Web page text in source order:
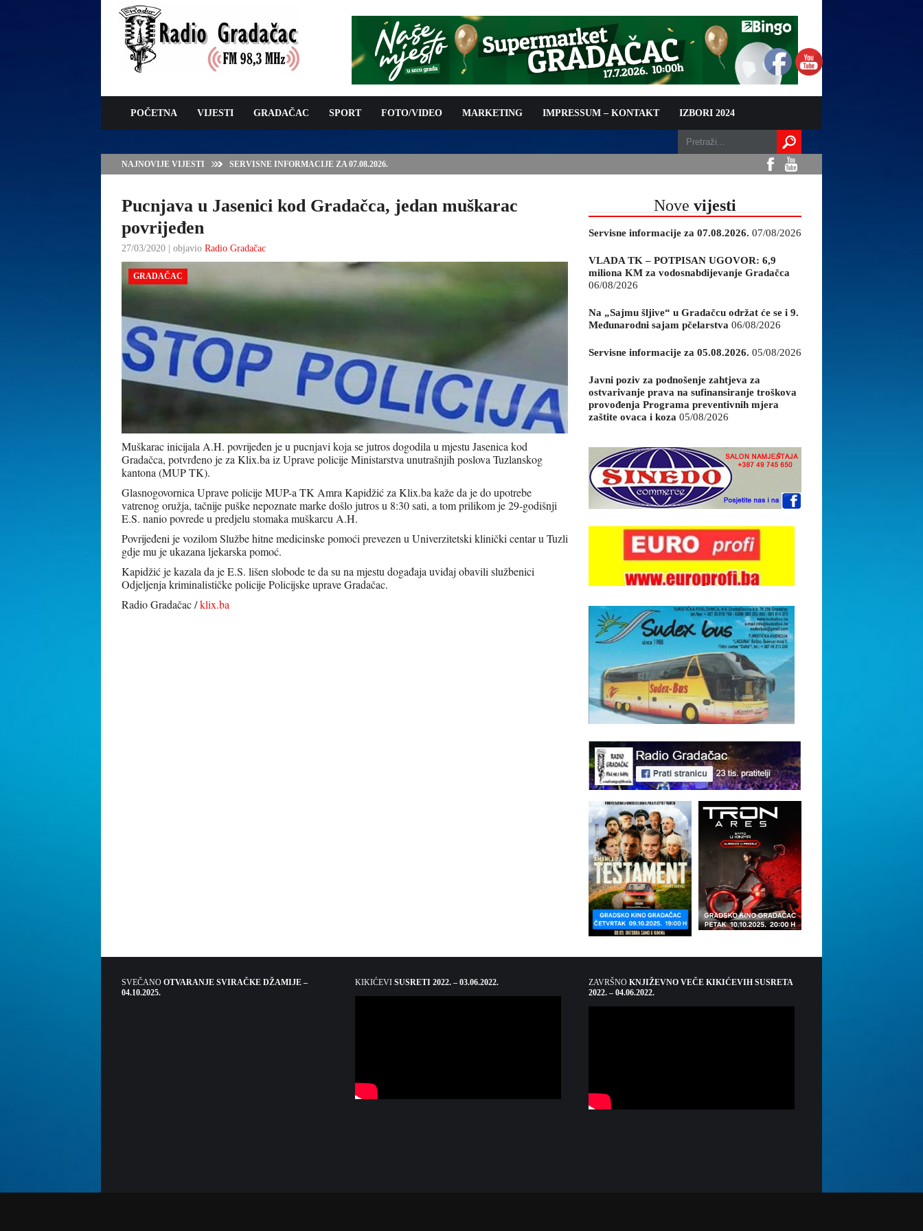
POČETNA VIJESTI GRADAČAC SPORT FOTO/VIDEO MARKETING IMPRESSUM – KONTAKT IZBORI 2024
NAJNOVIJE VIJESTI SERVISNE INFORMACIJE ZA 07.08.2026.
Pucnjava u Jasenici kod Gradačca, jedan muškarac
povrijeđen
27/03/2020 | objavio Radio Gradačac
GRADAČAC
Muškarac inicijala A.H. povrijeđen je u pucnjavi koja se jutros dogodila u mjestu Jasenica kod
Gradačca, potvrđeno je za Klix.ba iz Uprave policije Ministarstva unutrašnjih poslova Tuzlanskog
kantona (MUP TK).
Glasnogovornica Uprave policije MUP-a TK Amra Kapidžić za Klix.ba kaže da je do upotrebe
vatrenog oružja, tačnije puške nepoznate marke došlo jutros u 8:30 sati, a tom prilikom je 29-godišnji
E.S. nanio povrede u predjelu stomaka muškarcu A.H.
Povrijeđeni je vozilom Službe hitne medicinske pomoći prevezen u Univerzitetski klinički centar u Tuzli
gdje mu je ukazana ljekarska pomoć.
Kapidžić je kazala da je E.S. lišen slobode te da su na mjestu događaja uviđaj obavili službenici
Odjeljenja kriminalističke policije Policijske uprave Gradačac.
Radio Gradačac /klix.ba
Nove vijesti
Servisne informacije za 07.08.2026. 07/08/2026
VLADA TK – POTPISAN UGOVOR: 6,9
miliona KM za vodosnabdijevanje Gradačca
06/08/2026
Na „Sajmu šljive“ u Gradačcu održat će se i 9.
Međunarodni sajam pčelarstva 06/08/2026
Servisne informacije za 05.08.2026. 05/08/2026
Javni poziv za podnošenje zahtjeva za
ostvarivanje prava na sufinansiranje troškova
provođenja Programa preventivnih mjera
zaštite ovaca i koza 05/08/2026
SVEČANO OTVARANJE SVIRAČKE DŽAMIJE –
04.10.2025.
KIKIĆEVI SUSRETI 2022. – 03.06.2022. ZAVRŠNO KNJIŽEVNO VEČE KIKIĆEVIH SUSRETA
2022. – 04.06.2022.